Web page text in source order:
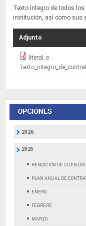
Texto íntegro de todos
institución, así como sus
Adjunto
literal_e-
2026
2025
RENDICIÓN DE
PLAN ANUAL DE
ENERO
FEBRERO
MARZO